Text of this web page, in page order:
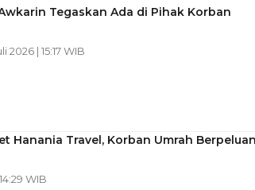
Tegaskan Ada di Pihak Korban
2026 | 15:17 WIB
Hanania Travel, Korban Umrah
WIB